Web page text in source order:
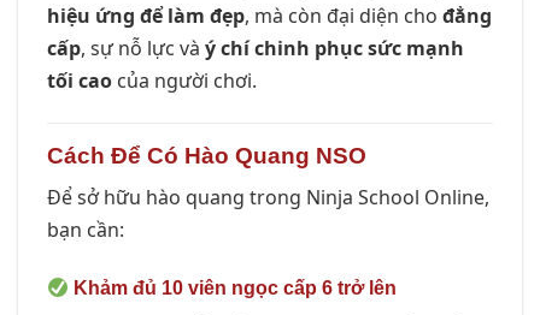
hiệu ứng để làm đẹp, mà còn đại diện cho đẳng
cấp, sự nỗ lực và ý chí chinh phục sức mạnh
tối cao của người chơi.
Cách Để Có Hào Quang NSO
Để sở hữu hào quang trong Ninja School Online,
bạn cần:
Khảm đủ 10 viên ngọc cấp 6 trở lên